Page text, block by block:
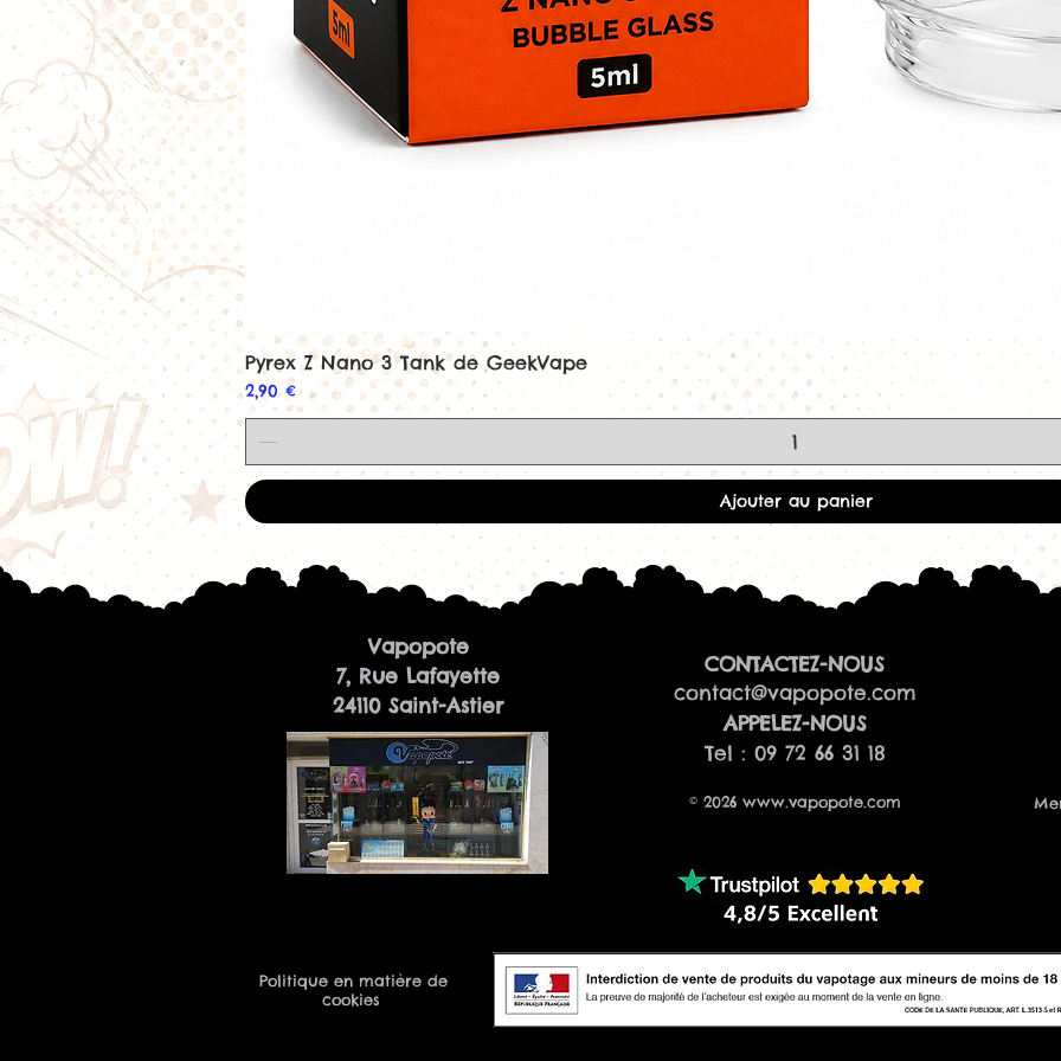
Aperçu rapide
Pyrex Z Nano 3 Tank de GeekVape
Prix
2,90 €
Ajouter au panier
Vapopote
7, Rue Lafayette
24110 Saint-Astier
CONTACTEZ-NOUS
contact@vapopote.com
​APPELEZ-NOUS
Tel : 09 72 66 31 18
© 2026 www.vapopote.com
Politique en matière de
cookies